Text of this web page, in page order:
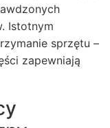
Istotnym
sprzętu –
zapewniają